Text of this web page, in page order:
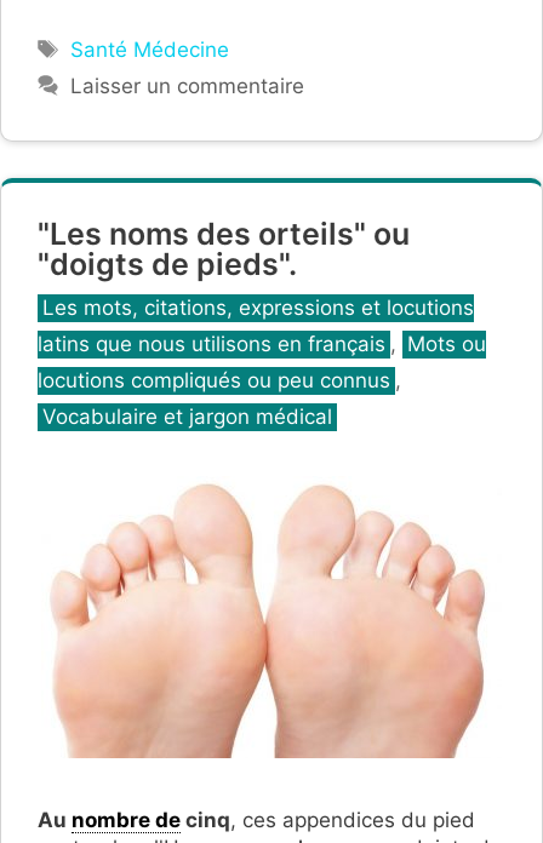
Étiquettes
Santé Médecine
Laisser un commentaire
"Les noms des orteils" ou
"doigts de pieds".
Catégories
Les mots, citations, expressions et locutions
latins que nous utilisons en français , Mots ou
locutions compliqués ou peu connus ,
Vocabulaire et jargon médical
Au nombre de cinq, ces appendices du pied